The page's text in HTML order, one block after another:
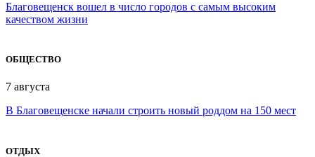
Благовещенск вошел в число городов с самым высоким
качеством жизни
ОБЩЕСТВО
7 августа
В Благовещенске начали строить новый роддом на 150 мест
ОТДЫХ